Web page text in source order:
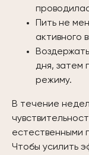
Пить не
активного
дня, затем
режиму.
В течение
естественными
Чтобы усилить